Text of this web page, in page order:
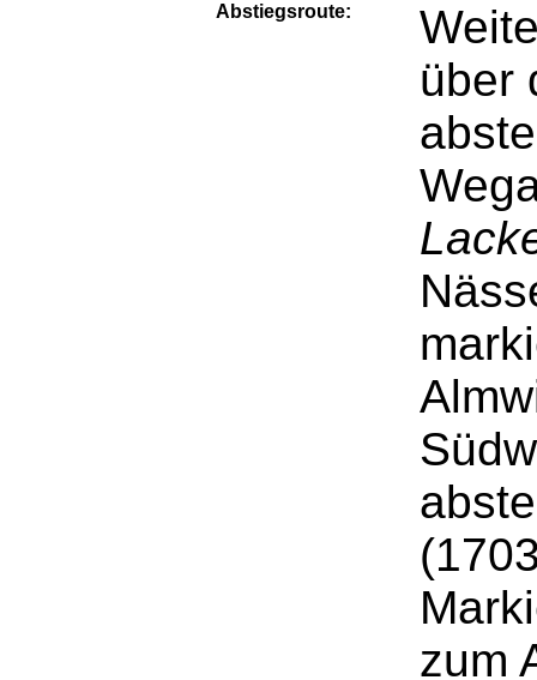
Abstiegsroute:
über
zum